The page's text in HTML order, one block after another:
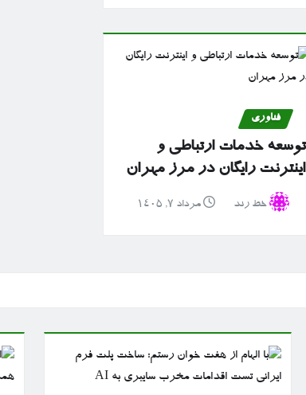
فناوری
توسعه خدمات ارتباطی و
اینترنت رایگان در مرز مهران
خط رند مرداد ۷, ۱۴۰۵